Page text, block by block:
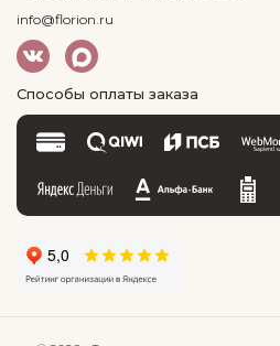
info@florion.ru
Способы оплаты заказа